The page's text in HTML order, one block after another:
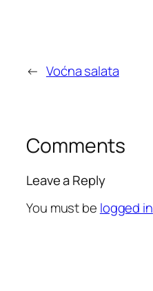
← Voćna salata
Comments
Leave a Reply
You must be logged in